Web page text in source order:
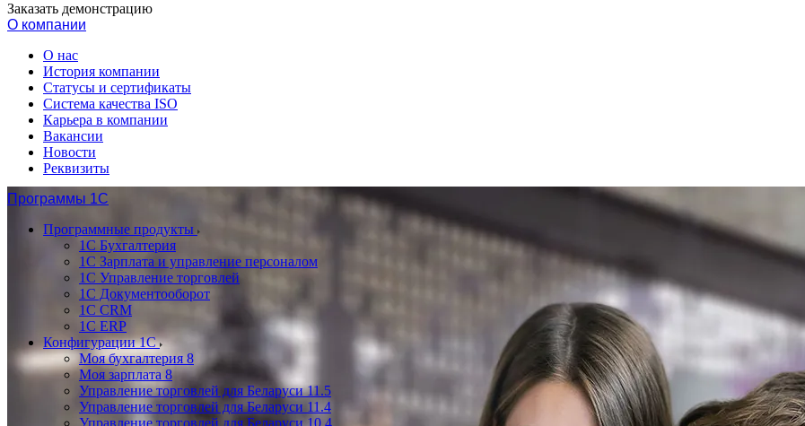
Заказать демонстрацию
О компании
О нас
История компании
Статусы и сертификаты
Система качества ISO
Карьера в компании
Вакансии
Новости
Реквизиты
Программы 1С
Программные продукты
1С Бухгалтерия
1С Зарплата и управление персоналом
1С Управление торговлей
1С Документооборот
1С CRM
1С ERP
Конфигурации 1С
Моя бухгалтерия 8
Моя зарплата 8
Управление торговлей для Беларуси 11.5
Управление торговлей для Беларуси 11.4
Управление торговлей для Беларуси 10.4